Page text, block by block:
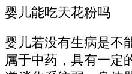
婴儿能吃天花粉吗
婴儿若没有生病是不
属于中药，具有一定